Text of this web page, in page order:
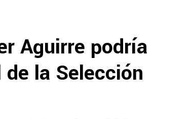
Aguirre podría
la Selección